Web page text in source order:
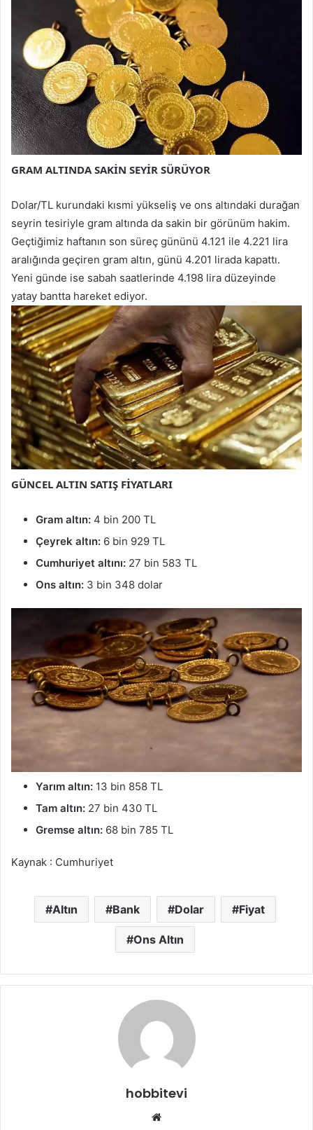
GRAM ALTINDA SAKİN SEYİR SÜRÜYOR
Dolar/TL kurundaki kısmi yükseliş ve ons altındaki durağan
seyrin tesiriyle gram altında da sakin bir görünüm hakim.
Geçtiğimiz haftanın son süreç gününü 4.121 ile 4.221 lira
aralığında geçiren gram altın, günü 4.201 lirada kapattı.
Yeni günde ise sabah saatlerinde 4.198 lira düzeyinde
yatay bantta hareket ediyor.
GÜNCEL ALTIN SATIŞ FİYATLARI
Gram altın: 4 bin 200 TL
Çeyrek altın: 6 bin 929 TL
Cumhuriyet altını: 27 bin 583 TL
Ons altın: 3 bin 348 dolar
Yarım altın: 13 bin 858 TL
Tam altın: 27 bin 430 TL
Gremse altın: 68 bin 785 TL
Kaynak : Cumhuriyet
Altın Bank Dolar Fiyat
Ons Altın
hobbitevi
Web